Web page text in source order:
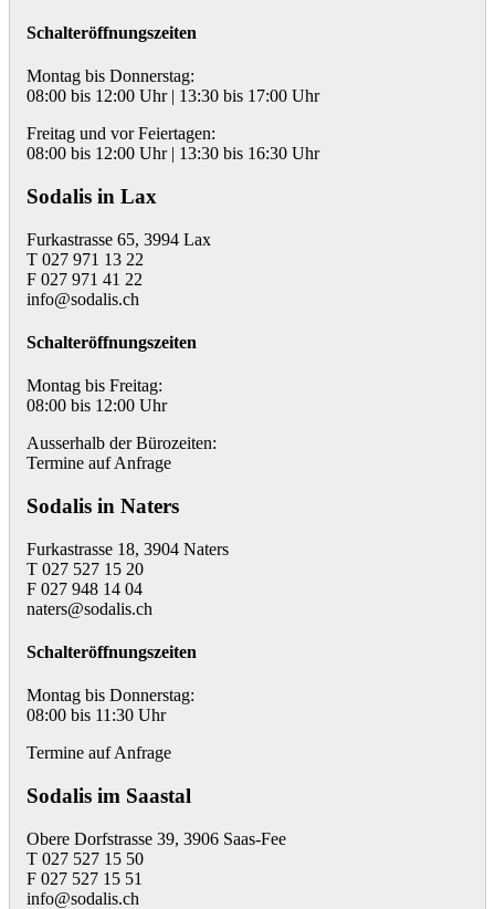
Schalteröffnungszeiten
Montag bis Donnerstag:
08:00 bis 12:00 Uhr | 13:30 bis 17:00 Uhr
Freitag und vor Feiertagen:
08:00 bis 12:00 Uhr | 13:30 bis 16:30 Uhr
Sodalis in Lax
Furkastrasse 65, 3994 Lax
T 027 971 13 22
F 027 971 41 22
info@sodalis.ch
Schalteröffnungszeiten
Montag bis Freitag:
08:00 bis 12:00 Uhr
Ausserhalb der Bürozeiten:
Termine auf Anfrage
Sodalis in Naters
Furkastrasse 18, 3904 Naters
T 027 527 15 20
F 027 948 14 04
naters@sodalis.ch
Schalteröffnungszeiten
Montag bis Donnerstag:
08:00 bis 11:30 Uhr
Termine auf Anfrage
Sodalis im Saastal
Obere Dorfstrasse 39, 3906 Saas-Fee
T 027 527 15 50
F 027 527 15 51
info@sodalis.ch